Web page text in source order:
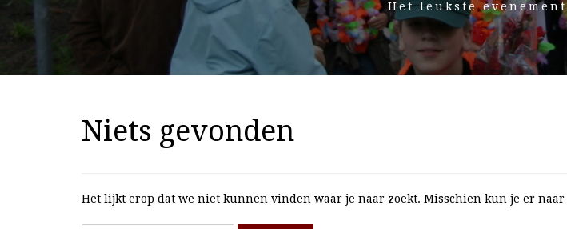
Het leukste
Niets gevonden
Het lijkt erop dat we niet kunnen vinden waar je naar zoekt. Misschien kun je er naar